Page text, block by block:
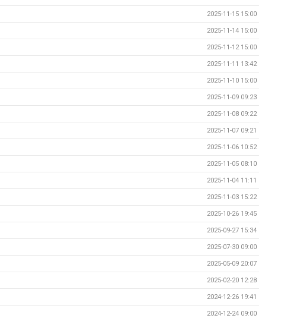
2025-11-15 15:00
2025-11-14 15:00
2025-11-12 15:00
2025-11-11 13:42
2025-11-10 15:00
2025-11-09 09:23
2025-11-08 09:22
2025-11-07 09:21
2025-11-06 10:52
2025-11-05 08:10
2025-11-04 11:11
2025-11-03 15:22
2025-10-26 19:45
2025-09-27 15:34
2025-07-30 09:00
2025-05-09 20:07
2025-02-20 12:28
2024-12-26 19:41
2024-12-24 09:00